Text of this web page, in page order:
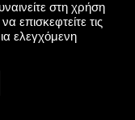
στη χρήση
τις
ελεγχόμενη